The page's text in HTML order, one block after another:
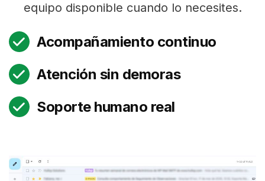
equipo disponible cuando lo necesites.
Acompañamiento continuo
Atención sin demoras
Soporte humano real